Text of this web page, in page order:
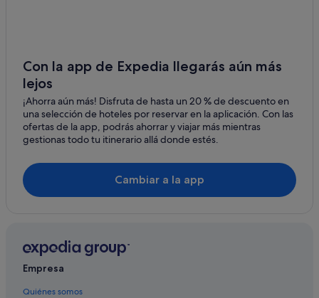
Con la app de Expedia llegarás aún más
lejos
¡Ahorra aún más! Disfruta de hasta un 20 % de descuento en
una selección de hoteles por reservar en la aplicación. Con las
ofertas de la app, podrás ahorrar y viajar más mientras
gestionas todo tu itinerario allá donde estés.
Cambiar a la app
Empresa
Quiénes somos